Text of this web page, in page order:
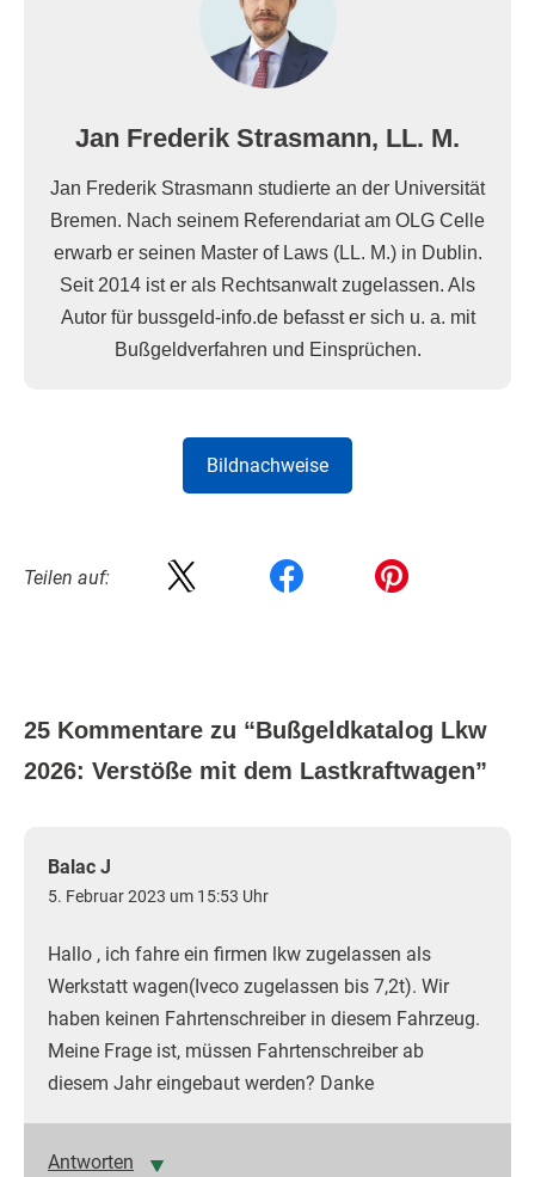
Jan Frederik Strasmann, LL. M.
Jan Frederik Strasmann studierte an der Universität
Bremen. Nach seinem Referendariat am OLG Celle
erwarb er seinen Master of Laws (LL. M.) in Dublin.
Seit 2014 ist er als Rechtsanwalt zugelassen. Als
Autor für bussgeld-info.de befasst er sich u. a. mit
Bußgeldverfahren und Einsprüchen.
Bildnachweise
Teilen auf:
25 Kommentare zu “Bußgeldkatalog Lkw
2026: Verstöße mit dem Lastkraftwagen”
Balac J
5. Februar 2023 um 15:53 Uhr
Hallo , ich fahre ein firmen lkw zugelassen als
Werkstatt wagen(Iveco zugelassen bis 7,2t). Wir
haben keinen Fahrtenschreiber in diesem Fahrzeug.
Meine Frage ist, müssen Fahrtenschreiber ab
diesem Jahr eingebaut werden? Danke
Antworten